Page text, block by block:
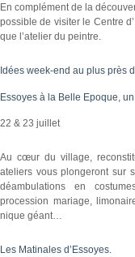
En complément de la
possible de visiter le Centre
que l’atelier du peintre.
Idées week-end au plus près
Essoyes à la Belle Epoque,
22 & 23 juillet
Au cœur du village,
ateliers vous plongeront sur
déambulations en
procession mariage,
nique géant…
Les Matinales d’Essoyes.